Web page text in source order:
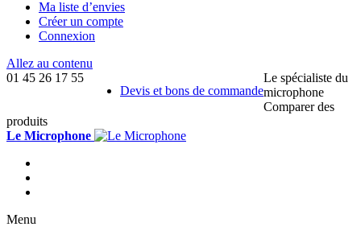
Ma liste d’envies
Créer un compte
Connexion
Allez au contenu
01 45 26 17 55
Devis et bons de commande
Le spécialiste du
microphone
Comparer des
produits
Le Microphone
Menu